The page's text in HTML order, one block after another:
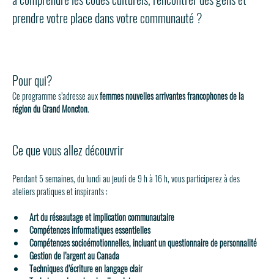
prendre votre place dans votre communauté ?
Pour qui?
Ce programme s’adresse aux femmes nouvelles arrivantes francophones de la
région du Grand Moncton.
Ce que vous allez découvrir
Pendant 5 semaines, du lundi au jeudi de 9 h à 16 h, vous participerez à des
ateliers pratiques et inspirants :
Art du réseautage et implication communautaire
Compétences informatiques essentielles
Compétences socioémotionnelles, incluant un questionnaire de personnalité
Gestion de l’argent au Canada
Techniques d’écriture en langage clair